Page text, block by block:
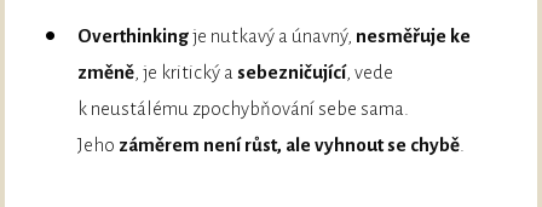
Overthinkingje nutkavý a únavný, nesměřuje ke
změně , je kritický a sebezničující, vede
k neustálému zpochybňování sebe sama.
Jeho záměrem není růst, ale vyhnout se chybě